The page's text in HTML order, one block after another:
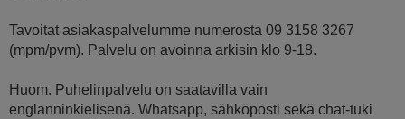
Tavoitat asiakaspalvelumme numerosta 09 3158 3267
(mpm/pvm). Palvelu on avoinna arkisin klo 9-18.
Huom. Puhelinpalvelu on saatavilla vain
englanninkielisenä. Whatsapp, sähköposti sekä chat-tuki